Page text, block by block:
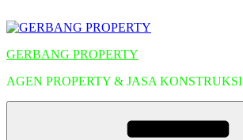
ke
GERBANG PROPERTY
AGEN PROPERTY & JASA KONSTRUKSI